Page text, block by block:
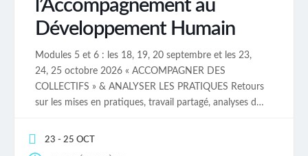
l’Accompagnement au
Développement Humain
Modules 5 et 6 : les 18, 19, 20 septembre et les 23,
24, 25 octobre 2026 « ACCOMPAGNER DES
COLLECTIFS » & ANALYSER LES PRATIQUES Retours
sur les mises en pratiques, travail partagé, analyses des
intégrés ou en phase d’intégration et développements.
23 - 25 OCT